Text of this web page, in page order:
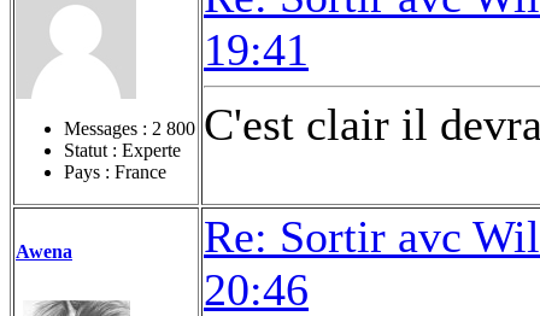
Messages : 2 800
Statut : Experte
Pays : France
19:41
C'est clair il
Awena
Re: Sortir avc
20:46